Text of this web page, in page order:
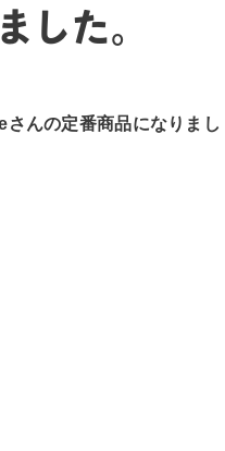
した。
んの定番商品になりまし